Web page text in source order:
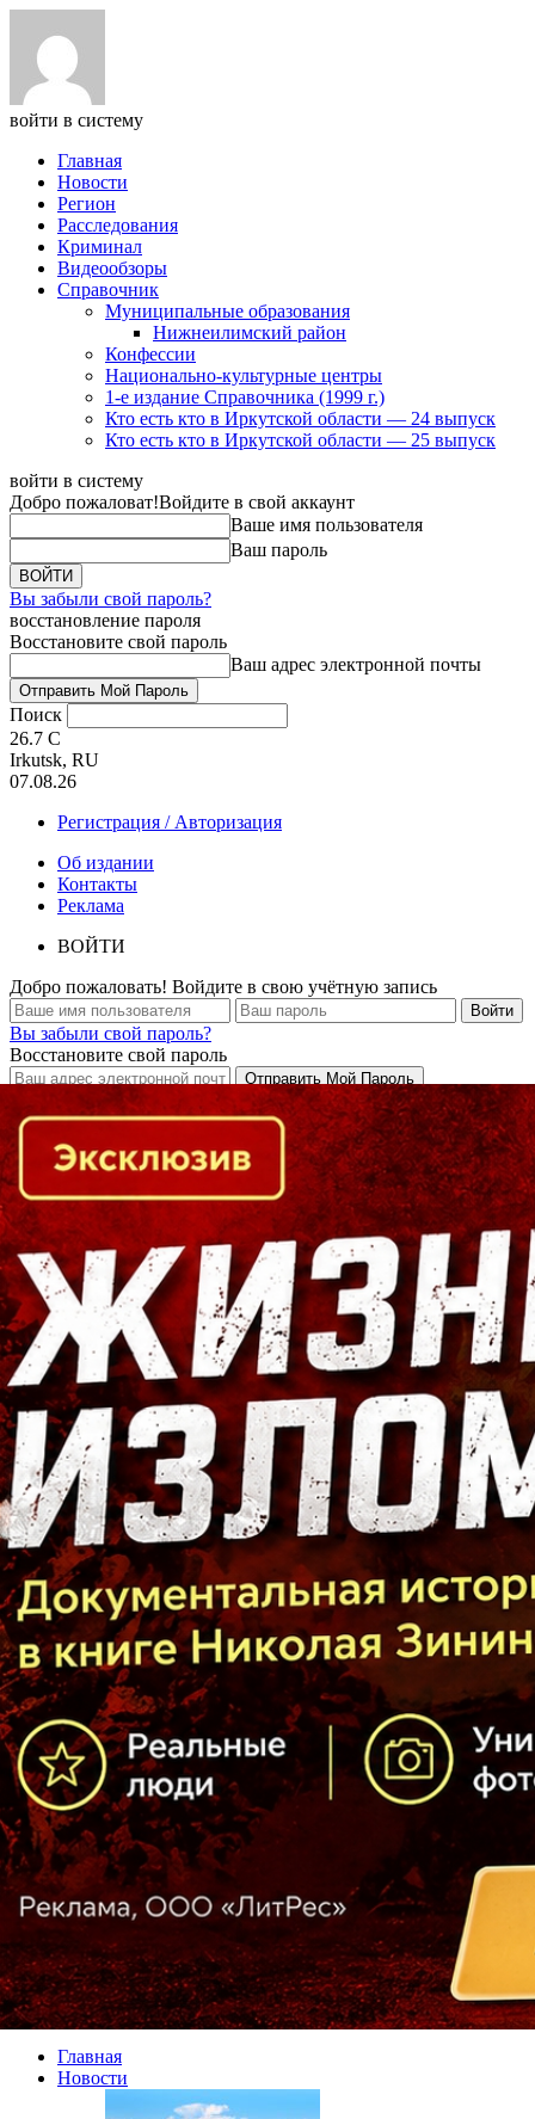
войти в систему
Главная
Новости
Регион
Расследования
Криминал
Видеообзоры
Справочник
Муниципальные образования
Нижнеилимский район
Конфессии
Национально-культурные центры
1-е издание Справочника (1999 г.)
Кто есть кто в Иркутской области — 24 выпуск
Кто есть кто в Иркутской области — 25 выпуск
войти в систему
Добро пожаловат!Войдите в свой аккаунт
Ваше имя пользователя
Ваш пароль
Вы забыли свой пароль?
восстановление пароля
Восстановите свой пароль
Ваш адрес электронной почты
Поиск
26.7 C
Irkutsk, RU
07.08.26
Регистрация / Авторизация
Об издании
Контакты
Реклама
ВОЙТИ
Добро пожаловать! Войдите в свою учётную запись
Вы забыли свой пароль?
Восстановите свой пароль
Кто есть кто в Байкальском регионе
Главная
Новости